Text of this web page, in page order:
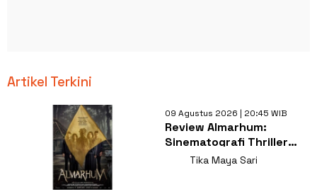
Artikel Terkini
09 Agustus 2026 | 20:45 WIB
Review Almarhum:
Sinematografi Thriller
Misteri Bernyawa
Tika Maya Sari